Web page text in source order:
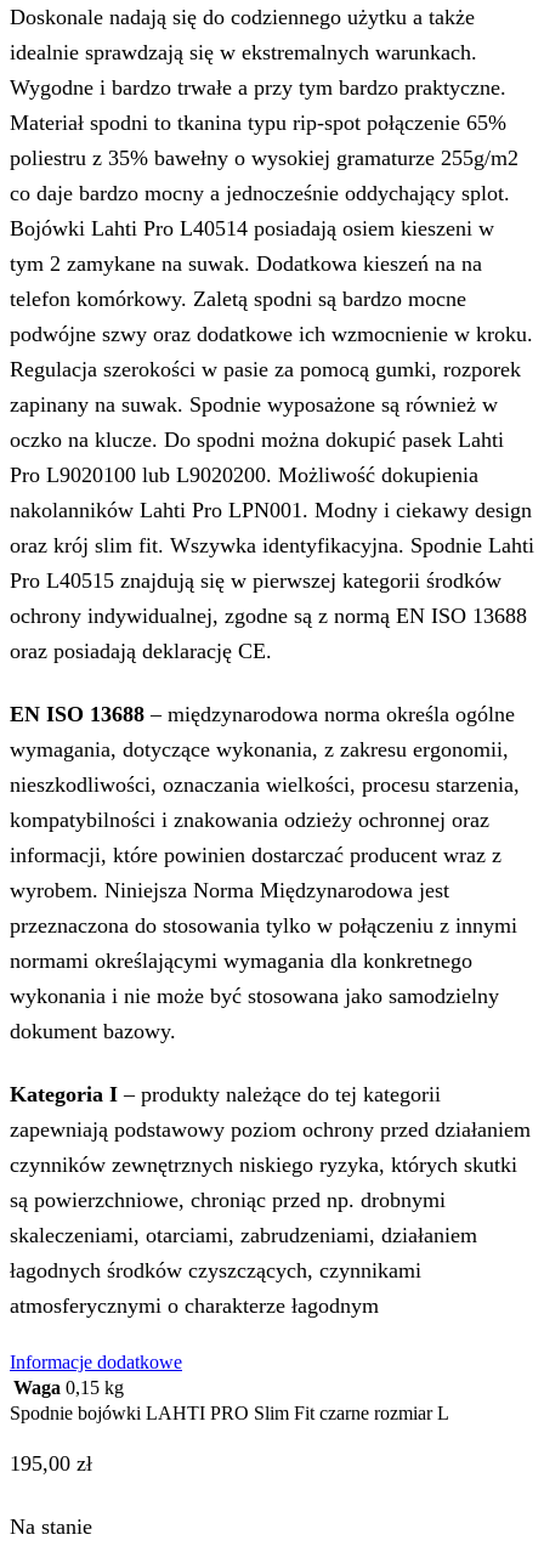
Doskonale nadają się do codziennego użytku a także
idealnie sprawdzają się w ekstremalnych warunkach.
Wygodne i bardzo trwałe a przy tym bardzo praktyczne.
Materiał spodni to tkanina typu rip-spot połączenie 65%
poliestru z 35% bawełny o wysokiej gramaturze 255g/m2
co daje bardzo mocny a jednocześnie oddychający splot.
Bojówki Lahti Pro L40514 posiadają osiem kieszeni w
tym 2 zamykane na suwak. Dodatkowa kieszeń na na
telefon komórkowy. Zaletą spodni są bardzo mocne
podwójne szwy oraz dodatkowe ich wzmocnienie w kroku.
Regulacja szerokości w pasie za pomocą gumki, rozporek
zapinany na suwak. Spodnie wyposażone są również w
oczko na klucze. Do spodni można dokupić pasek Lahti
Pro L9020100 lub L9020200. Możliwość dokupienia
nakolanników Lahti Pro LPN001. Modny i ciekawy design
oraz krój slim fit. Wszywka identyfikacyjna. Spodnie Lahti
Pro L40515 znajdują się w pierwszej kategorii środków
ochrony indywidualnej, zgodne są z normą EN ISO 13688
oraz posiadają deklarację CE.
EN ISO 13688 – międzynarodowa norma określa ogólne
wymagania, dotyczące wykonania, z zakresu ergonomii,
nieszkodliwości, oznaczania wielkości, procesu starzenia,
kompatybilności i znakowania odzieży ochronnej oraz
informacji, które powinien dostarczać producent wraz z
wyrobem. Niniejsza Norma Międzynarodowa jest
przeznaczona do stosowania tylko w połączeniu z innymi
normami określającymi wymagania dla konkretnego
wykonania i nie może być stosowana jako samodzielny
dokument bazowy.
Kategoria I – produkty należące do tej kategorii
zapewniają podstawowy poziom ochrony przed działaniem
czynników zewnętrznych niskiego ryzyka, których skutki
są powierzchniowe, chroniąc przed np. drobnymi
skaleczeniami, otarciami, zabrudzeniami, działaniem
łagodnych środków czyszczących, czynnikami
atmosferycznymi o charakterze łagodnym
Informacje dodatkowe
Waga 0,15 kg
Spodnie bojówki LAHTI PRO Slim Fit czarne rozmiar L
195,00 zł
Na stanie